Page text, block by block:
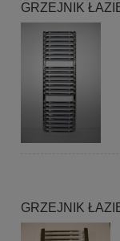
GRZEJNIK
GRZEJNIK